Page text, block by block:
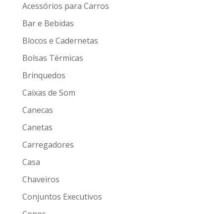
Acessórios para Carros
Bar e Bebidas
Blocos e Cadernetas
Bolsas Térmicas
Brinquedos
Caixas de Som
Canecas
Canetas
Carregadores
Casa
Chaveiros
Conjuntos Executivos